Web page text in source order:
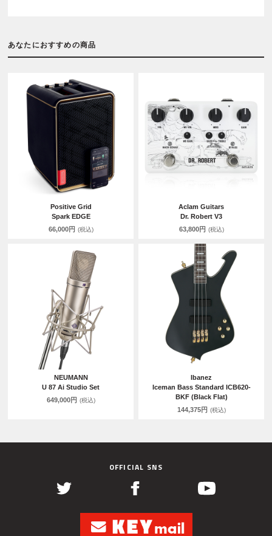
あなたにおすすめの商品
Positive Grid
Spark EDGE
66,000円 (税込)
Aclam Guitars
Dr. Robert V3
63,800円 (税込)
NEUMANN
U 87 Ai Studio Set
649,000円 (税込)
Ibanez
Iceman Bass Standard ICB620-
BKF (Black Flat)
144,375円 (税込)
OFFICIAL SNS